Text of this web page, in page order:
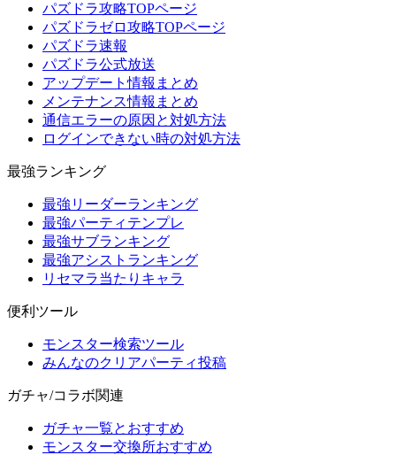
パズドラ攻略TOPページ
パズドラゼロ攻略TOPページ
パズドラ速報
パズドラ公式放送
アップデート情報まとめ
メンテナンス情報まとめ
通信エラーの原因と対処方法
ログインできない時の対処方法
最強ランキング
最強リーダーランキング
最強パーティテンプレ
最強サブランキング
最強アシストランキング
リセマラ当たりキャラ
便利ツール
モンスター検索ツール
みんなのクリアパーティ投稿
ガチャ/コラボ関連
ガチャ一覧とおすすめ
モンスター交換所おすすめ